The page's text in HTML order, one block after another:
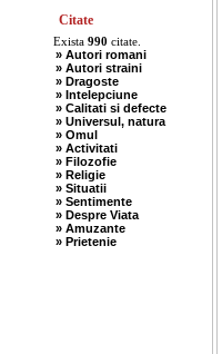
Citate
Exista 990 citate.
» Autori romani
» Autori straini
» Dragoste
» Intelepciune
» Calitati si defecte
» Universul, natura
» Omul
» Activitati
» Filozofie
» Religie
» Situatii
» Sentimente
» Despre Viata
» Amuzante
» Prietenie